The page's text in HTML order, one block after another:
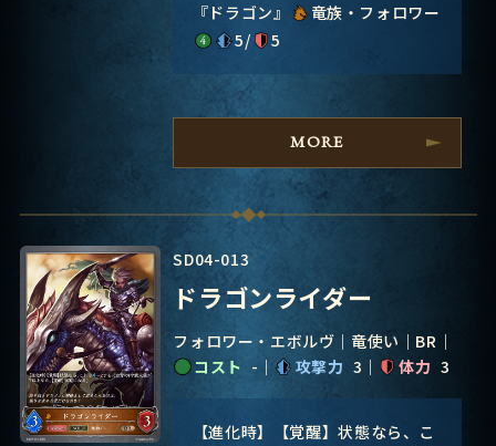
『ドラゴン』
竜族・フォロワー
5/
5
MORE
SD04-013
ドラゴンライダー
フォロワー・エボルヴ 竜使い
BR
コスト - 攻撃力 3 体力 3
【進化時】【覚醒】状態なら、こ